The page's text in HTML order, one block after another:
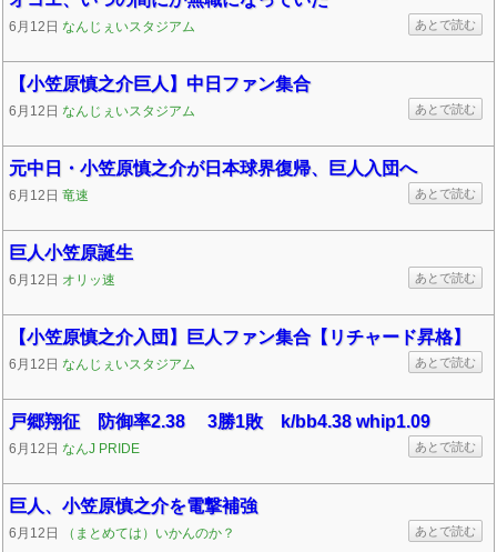
6月12日 なんじぇいスタジアム あとで読む
【小笠原慎之介巨人】中日ファン集合
6月12日 なんじぇいスタジアム あとで読む
元中日・小笠原慎之介が日本球界復帰、巨人入団へ
6月12日 竜速 あとで読む
巨人小笠原誕生
6月12日 オリッ速 あとで読む
【小笠原慎之介入団】巨人ファン集合【リチャード昇格】
6月12日 なんじぇいスタジアム あとで読む
戸郷翔征 防御率2.38 3勝1敗 k/bb4.38 whip1.09
6月12日 なんJ PRIDE あとで読む
巨人、小笠原慎之介を電撃補強
6月12日 （まとめては）いかんのか？ あとで読む